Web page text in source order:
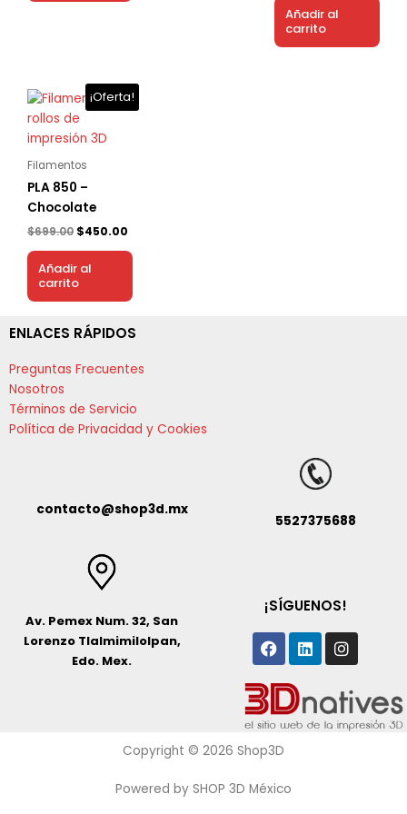
Añadir al
carrito
¡Oferta!
Filamentos
PLA 850 –
Chocolate
$699.00
El
precio
original
era:
$450.00
El
precio
Añadir al
carrito
ENLACES RÁPIDOS
Preguntas Frecuentes
Nosotros
Términos de Servicio
Política de Privacidad y Cookies
contacto@shop3d.mx
5527375688
Av. Pemex Num. 32, San
Lorenzo Tlalmimilolpan,
Edo. Mex.
¡SÍGUENOS!
Facebook
Linkedin
Copyright © 2026 Shop3D
Powered by SHOP 3D México